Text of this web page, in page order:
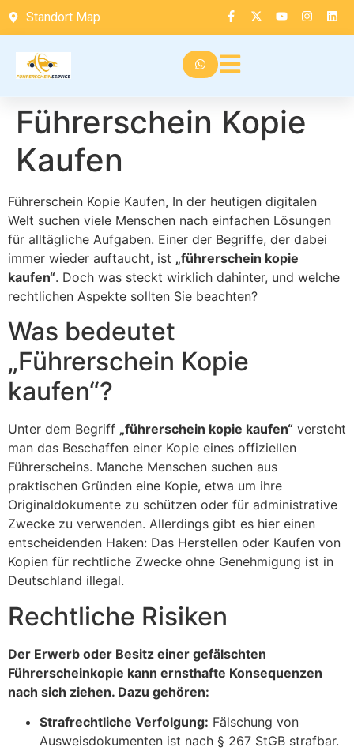
Standort Map
Führerschein Kopie
Kaufen
Führerschein Kopie Kaufen, In der heutigen digitalen
Welt suchen viele Menschen nach einfachen Lösungen
für alltägliche Aufgaben. Einer der Begriffe, der dabei
immer wieder auftaucht, ist „führerschein kopie
kaufen“. Doch was steckt wirklich dahinter, und welche
rechtlichen Aspekte sollten Sie beachten?
Was bedeutet
„Führerschein Kopie
kaufen“?
Unter dem Begriff „führerschein kopie kaufen“ versteht
man das Beschaffen einer Kopie eines offiziellen
Führerscheins. Manche Menschen suchen aus
praktischen Gründen eine Kopie, etwa um ihre
Originaldokumente zu schützen oder für administrative
Zwecke zu verwenden. Allerdings gibt es hier einen
entscheidenden Haken: Das Herstellen oder Kaufen von
Kopien für rechtliche Zwecke ohne Genehmigung ist in
Deutschland illegal.
Rechtliche Risiken
Der Erwerb oder Besitz einer gefälschten
Führerscheinkopie kann ernsthafte Konsequenzen
nach sich ziehen. Dazu gehören:
Strafrechtliche Verfolgung: Fälschung von
Ausweisdokumenten ist nach § 267 StGB strafbar.